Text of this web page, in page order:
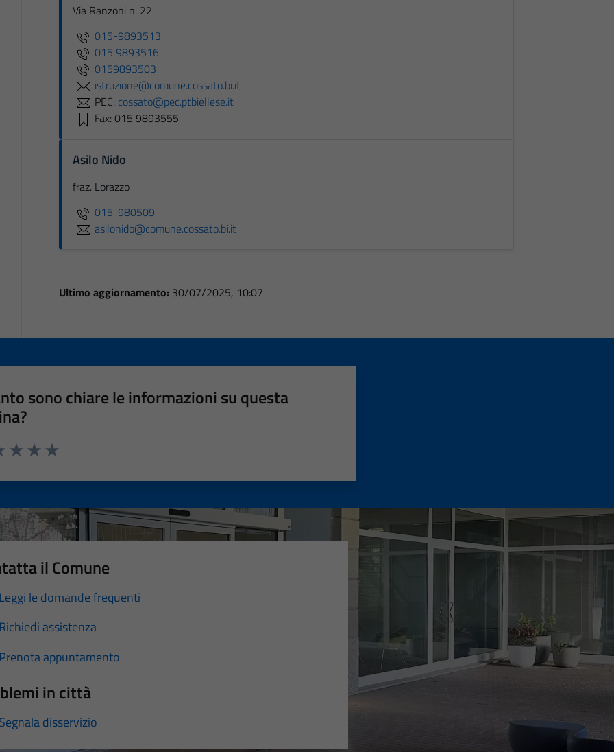
Via Ranzoni n. 22
015-9893513
015 9893516
0159893503
istruzione@comune.cossato.bi.it
PEC: cossato@pec.ptbiellese.it
Fax: 015 9893555
Asilo Nido
fraz. Lorazzo
015-980509
asilonido@comune.cossato.bi.it
Ultimo aggiornamento: 30/07/2025, 10:07
sono chiare le informazioni su questa
il Comune
Leggi le domande frequenti
Richiedi assistenza
Prenota appuntamento
in città
Segnala disservizio